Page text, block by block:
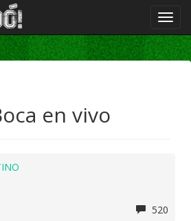
en vivo
520